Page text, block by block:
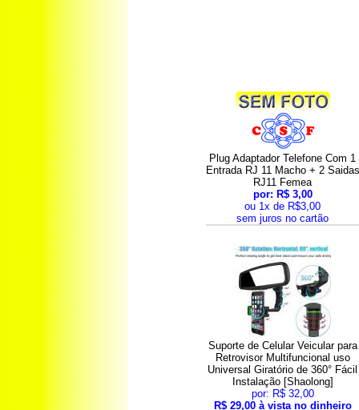
Plug Adaptador Telefone Com 1
Entrada RJ 11 Macho + 2 Saidas
RJ11 Femea
por: R$ 3,00
ou 1x de R$3,00
sem juros no cartão
Suporte de Celular Veicular para
Retrovisor Multifuncional uso
Universal Giratório de 360° Fácil
Instalação [Shaolong]
por: R$ 32,00
R$ 29,00 à vista no dinheiro